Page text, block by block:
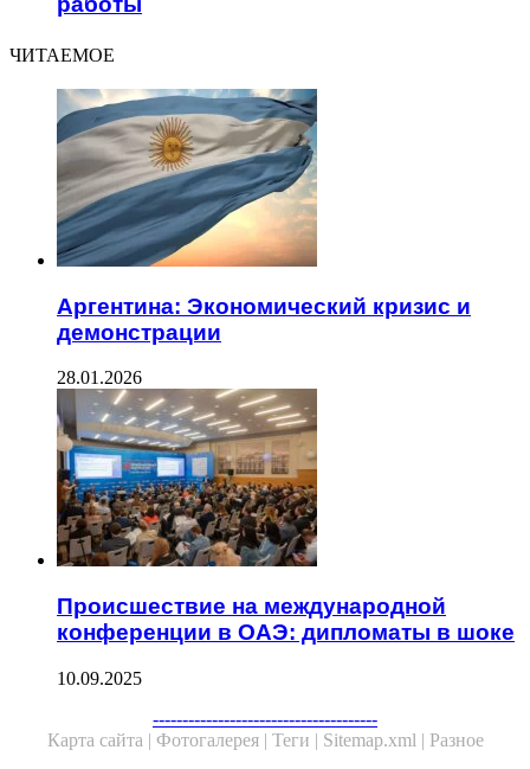
ЧИТАЕМОЕ
Аргентина: Экономический кризис и
демонстрации
28.01.2026
Происшествие на международной
конференции в ОАЭ: дипломаты в шоке
10.09.2025
--------------------------------------
Карта сайта | Фотогалерея | Теги | Sitemap.xml | Разное